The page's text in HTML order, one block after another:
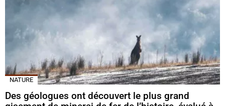
NATURE
Des géologues ont découvert le plus grand